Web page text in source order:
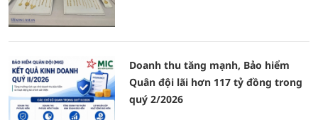
Doanh thu tăng mạnh, Bảo hiểm
Quân đội lãi hơn 117 tỷ đồng trong
quý 2/2026